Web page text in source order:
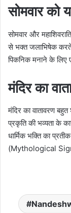
सोमवार को
सोमवार और
से भक्त जलाभिषेक
पिकनिक मनाने के लिए
मंदिर का
मंदिर का वातावरण
प्रकृति की भव्यता के
धार्मिक भक्ति का
(Mythological